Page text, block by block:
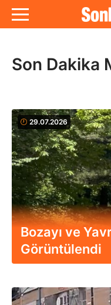
Son Dakika
29.07.2026
Bozayı ve
Görüntülendi
19.07.2026